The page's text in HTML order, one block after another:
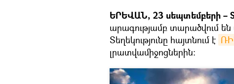
ԵՐԵՎԱՆ, 23 սեպտեմբերի –
արագությամբ տարածվում
Տեղեկությունը հայտնում է
լրատվամիջոցներին։